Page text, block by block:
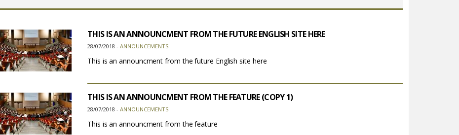
THIS IS AN ANNOUNCMENT FROM THE FUTURE ENGLISH SITE HERE
28/07/2018 - ANNOUNCEMENTS
This is an announcment from the future English site here
THIS IS AN ANNOUNCMENT FROM THE FEATURE (COPY 1)
28/07/2018 - ANNOUNCEMENTS
This is an announcment from the feature